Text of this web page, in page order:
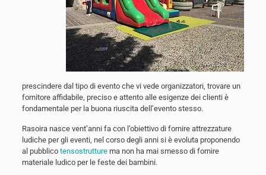
prescindere dal tipo di evento che vi vede organizzatori, trovare un
fornitore affidabile, preciso e attento alle esigenze dei clienti è
fondamentale per la buona riuscita dell’evento stesso.
Rasoira nasce vent’anni fa con l’obiettivo di fornire attrezzature
ludiche per gli eventi, nel corso degli anni si è evoluta proponendo
al pubblico tensostrutturema non ha mai smesso di fornire
materiale ludico per le feste dei bambini.